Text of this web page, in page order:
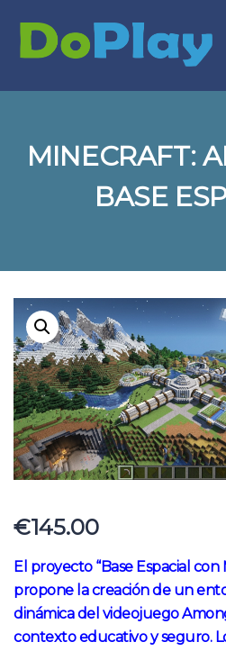
MINECRAFT:
BASE
€145.00
El proyecto “Base Espacial con
propone la creación de un
dinámica del videojuego
contexto educativo y seguro.